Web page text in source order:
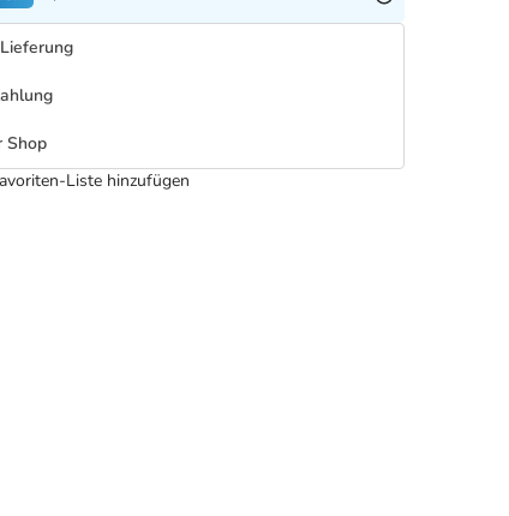
Shop
Liste hinzufügen